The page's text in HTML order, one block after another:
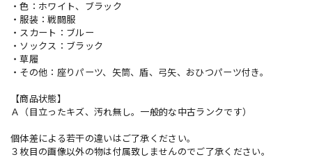
・色：ホワイト、ブラック
・服装：戦闘服
・スカート：ブルー
・ソックス：ブラック
・草履
・その他：座りパーツ、矢筒、盾、弓矢、おひつパーツ付き。
【商品状態】
Ａ（目立ったキズ、汚れ無し。一般的な中古ランクです）
個体差による若干の違いはご了承ください。
３枚目の画像以外の物は付属致しませんのでご了承ください。